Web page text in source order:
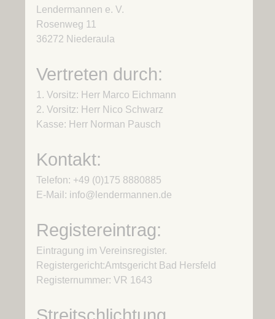
Lendermannen e. V.
Rosenweg 11
36272 Niederaula
Vertreten durch:
1. Vorsitz: Herr Marco Eichmann
2. Vorsitz: Herr Nico Schwarz
Kasse: Herr Norman Pausch
Kontakt:
Telefon: +49 (0)175 8880885
E-Mail: info@lendermannen.de
Registereintrag:
Eintragung im Vereinsregister.
Registergericht:Amtsgericht Bad Hersfeld
Registernummer: VR 1643